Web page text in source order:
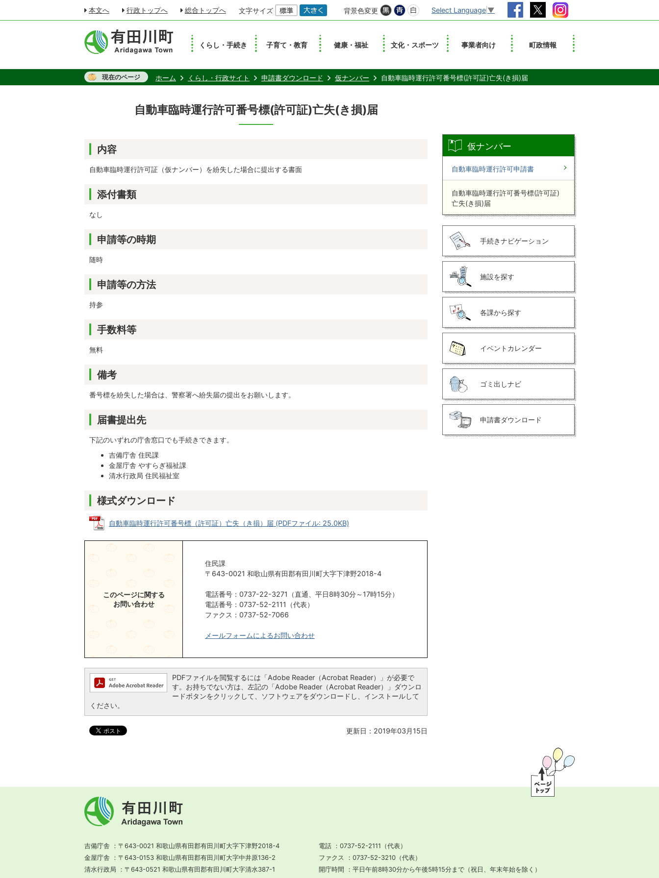
本文へ 行政トップへ 総合トップへ 文字サイズ 背景色変更 Select Language ▼
くらし・手続き 子育て・教育 健康・福祉 文化・スポーツ 事業者向け 町政情報
現在のページ ホーム くらし・行政サイト 申請書ダウンロード 仮ナンバー 自動車臨時運行許可番号標(許可証)亡失(き損)届
自動車臨時運行許可番号標(許可証)亡失(き損)届
内容
自動車臨時運行許可証（仮ナンバー）を紛失した場合に提出する書面
添付書類
なし
申請等の時期
随時
申請等の方法
持参
手数料等
無料
備考
番号標を紛失した場合は、警察署へ紛失届の提出をお願いします。
届書提出先
下記のいずれの庁舎窓口でも手続きできます。
吉備庁舎 住民課
金屋庁舎 やすらぎ福祉課
清水行政局 住民福祉室
様式ダウンロード
自動車臨時運行許可番号標（許可証）亡失（き損）届 (PDFファイル: 25.0KB)
このページに関する
お問い合わせ
住民課
〒643-0021 和歌山県有田郡有田川町大字下津野2018-4
電話番号：0737-22-3271（直通、平日8時30分～17時15分）
電話番号：0737-52-2111（代表）
ファクス：0737-52-7066
メールフォームによるお問い合わせ
PDFファイルを閲覧するには「Adobe Reader（Acrobat Reader）」が必要で
す。お持ちでない方は、左記の「Adobe Reader（Acrobat Reader）」ダウンロ
ードボタンをクリックして、ソフトウェアをダウンロードし、インストールして
ください。
更新日：2019年03月15日
仮ナンバー
自動車臨時運行許可申請書
自動車臨時運行許可番号標(許可証)
亡失(き損)届
手続きナビゲーション
施設を探す
各課から探す
イベントカレンダー
ゴミ出しナビ
申請書ダウンロード
有
田
川
Town
吉備庁舎
〒643-0021 和歌山県有田郡有田川町大字下津野2018-4
金屋庁舎
〒643-0153 和歌山県有田郡有田川町大字中井原136-2
清水行政局
〒643-0521 和歌山県有田郡有田川町大字清水387-1
電話
0737-52-2111（代表）
ファクス
0737-52-3210（代表）
開庁時間
平日午前8時30分から午後5時15分まで （祝日、年末年始を除く）
ッ
プ